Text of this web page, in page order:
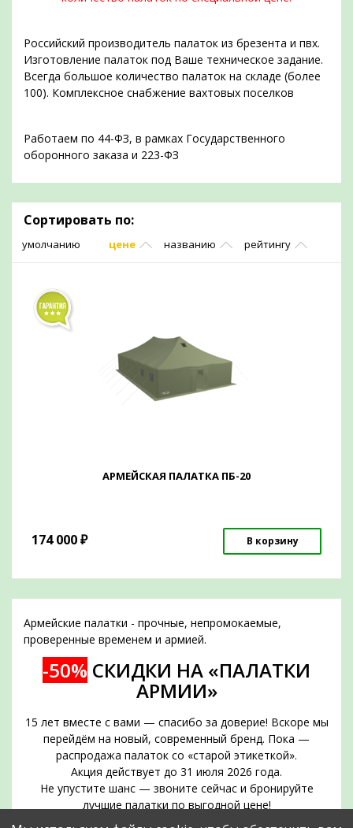
Российский производитель палаток из брезента и пвх.
Изготовление палаток под Ваше техническое задание.
Всегда большое количество палаток на складе (более
100). Комплексное снабжение вахтовых поселков
Работаем по 44-ФЗ, в рамках Государственного
оборонного заказа и 223-ФЗ
Сортировать по:
умолчанию цене названию рейтингу
АРМЕЙСКАЯ ПАЛАТКА ПБ-20
174 000₽ В корзину
Армейские палатки - прочные, непромокаемые,
проверенные временем и армией.
-50% СКИДКИ НА «ПАЛАТКИ
АРМИИ»
15 лет вместе с вами — спасибо за доверие! Вскоре мы
перейдём на новый, современный бренд. Пока —
распродажа палаток со «старой этикеткой».
Акция действует до 31 июля 2026 года.
Не упустите шанс — звоните сейчас и бронируйте
лучшие палатки по выгодной цене!
Срок действия акции — до 31 июля 2026 года